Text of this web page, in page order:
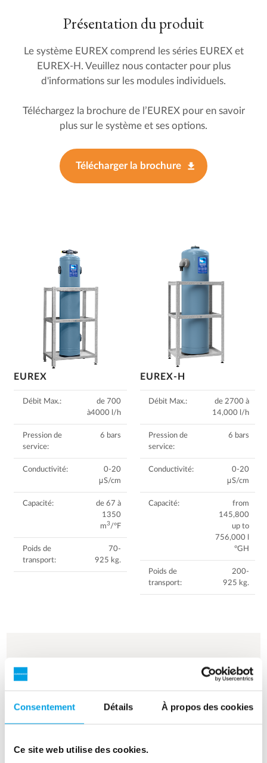
Consentement Détails À propos des cookies
Ce site web utilise des cookies.
Présentation du produit
Le système EUREX comprend les séries EUREX et
EUREX-H. Veuillez nous contacter pour plus
d'informations sur les modules individuels.
Téléchargez la brochure de l’EUREX pour en savoir
plus sur le système et ses options.
Télécharger la brochure
EUREX
Débit Max.:
de 700
à4000 l/h
Pression de
service:
6 bars
Conductivité:
0-20
μS/cm
Capacité:
de 67 à
1350
m3/°F
Poids de
transport:
70-
925 kg.
EUREX-H
Débit Max.:
de 2700 à
14,000 l/h
Pression de
service:
6 bars
Conductivité:
0-20
μS/cm
Capacité:
from
145,800
up to
756,000 l
°GH
Poids de
transport:
200-
925 kg.